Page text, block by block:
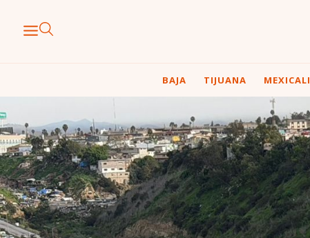
BAJA TIJUANA MEXICALI